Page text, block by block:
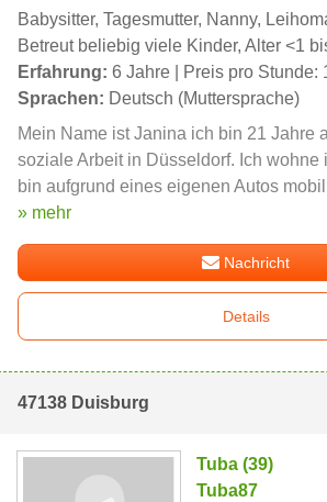
Babysitter, Tagesmutter, Nanny,
Betreut beliebig viele Kinder, Alter <1
Erfahrung: 6 Jahre | Preis pro Stunde:
Sprachen: Deutsch (Muttersprache)
Mein Name ist Janina ich bin 21 Jahre
soziale Arbeit in Düsseldorf. Ich wohne
bin aufgrund eines eigenen Autos
» mehr
Nachricht
Details
47138 Duisburg
Tuba (39)
Tuba87